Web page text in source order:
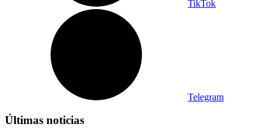
TikTok
Telegram
Últimas noticias